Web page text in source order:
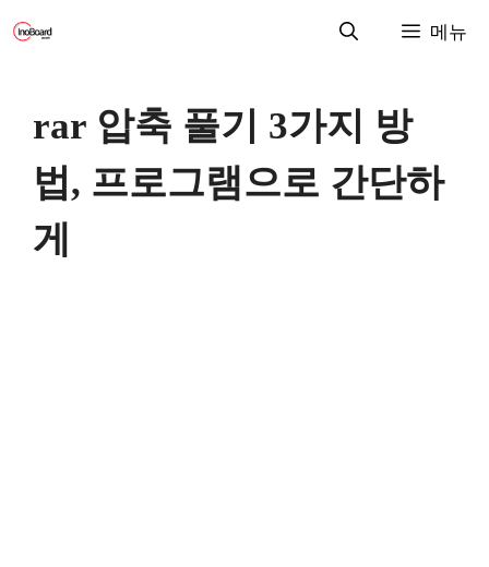
텐
메뉴
rar 압축 풀기 3가지 방
법, 프로그램으로 간단하
게